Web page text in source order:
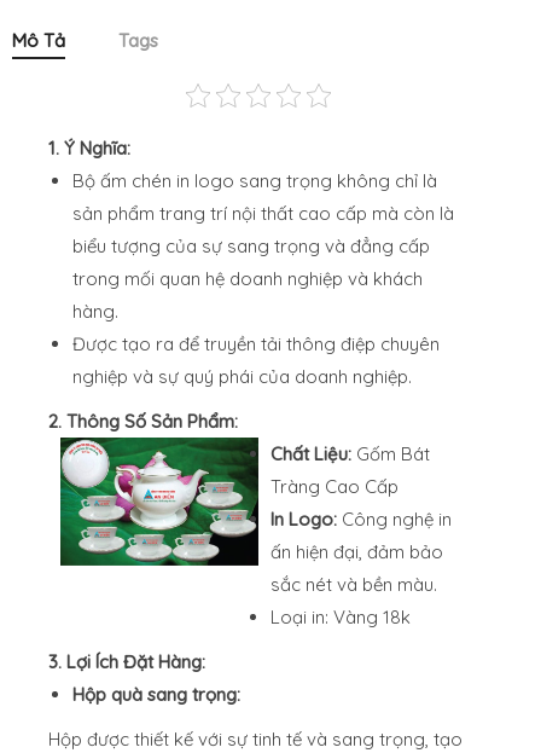
Mô Tả Tags
1. Ý Nghĩa:
Bộ ấm chén in logo sang trọng không chỉ là
sản phẩm trang trí nội thất cao cấp mà còn là
biểu tượng của sự sang trọng và đẳng cấp
trong mối quan hệ doanh nghiệp và khách
hàng.
Được tạo ra để truyền tải thông điệp chuyên
nghiệp và sự quý phái của doanh nghiệp.
2. Thông Số Sản Phẩm:
Chất Liệu: Gốm Bát
Tràng Cao Cấp
In Logo: Công nghệ in
ấn hiện đại, đảm bảo
sắc nét và bền màu.
Loại in: Vàng 18k
3. Lợi Ích Đặt Hàng:
Hộp quà sang trọng:
Hộp được thiết kế với sự tinh tế và sang trọng, tạo